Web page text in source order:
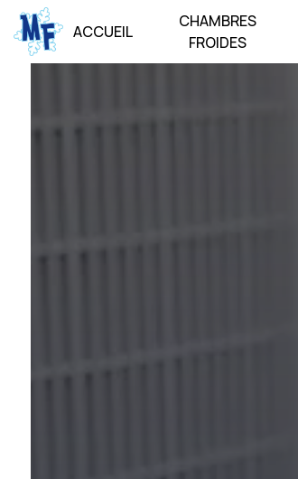
ACCUEIL
CHAMBRES
FROIDES
Panneau de gestion des cookies